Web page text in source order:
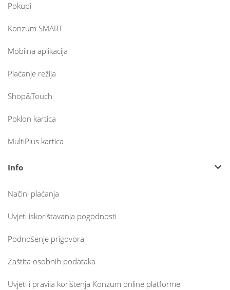
Pokupi
Konzum SMART
Mobilna aplikacija
Plaćanje režija
Shop&Touch
Poklon kartica
MultiPlus kartica
Info
Načini plaćanja
Uvjeti iskorištavanja pogodnosti
Podnošenje prigovora
Zaštita osobnih podataka
Uvjeti i pravila korištenja Konzum online platforme